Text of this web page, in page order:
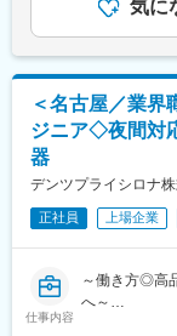
■当社の魅力：
【トップクラ
各事業部ごと
す。インダス
ポンプ」。精
置」。航空
内トップシェ
変更の範囲：
歯科医療機
■高い品質と
うち、自社工
を低コストで
比率が75％を
性がありま
気に
＜名古屋／業
ジニア◇夜間対
器
デンツプライシロナ
正社員 上場企業
仕事内容
～働き方◎高
へ～